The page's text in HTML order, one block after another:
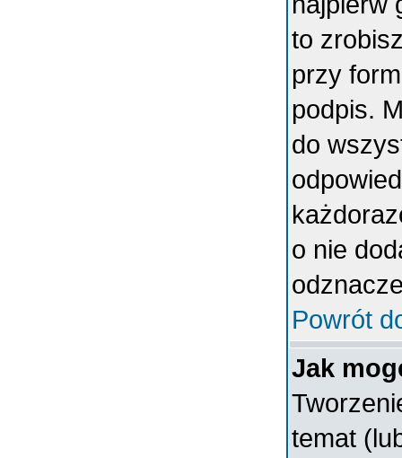
to
przy
podpis.
do
o nie
Powrót
Jak
temat